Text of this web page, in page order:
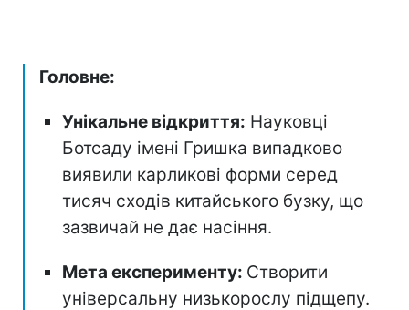
Головне:
Унікальне відкриття: Науковці
Ботсаду імені Гришка випадково
виявили карликові форми серед
тисяч сходів китайського бузку, що
зазвичай не дає насіння.
Мета експерименту: Створити
універсальну низькорослу підщепу.